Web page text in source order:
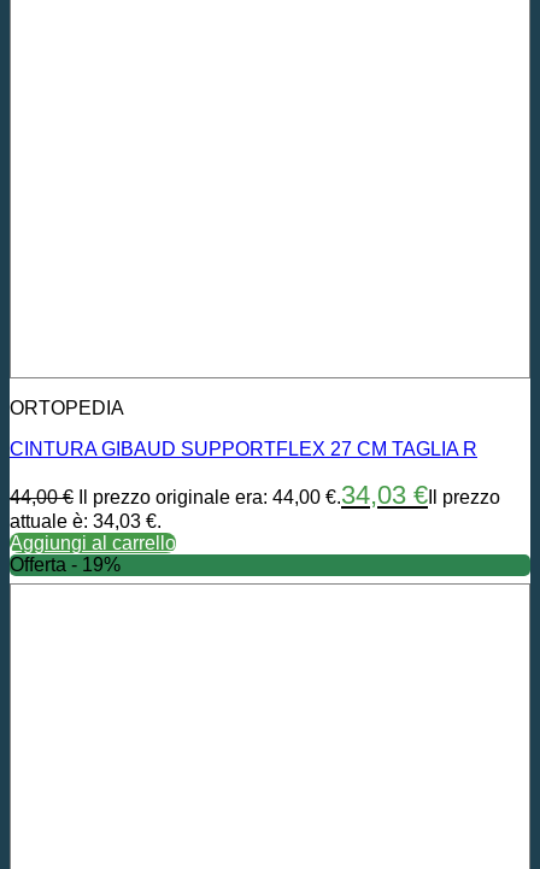
ORTOPEDIA
CINTURA GIBAUD SUPPORTFLEX 27 CM TAGLIA R
44,00€ Il prezzo originale era: 44,00 €.34,03 € Il prezzo
attuale è: 34,03 €.
Aggiungi al carrello
Offerta - 19%